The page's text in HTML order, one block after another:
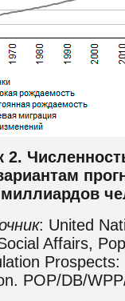
2.
миллиардов
: United
Affairs,
POP/DB/